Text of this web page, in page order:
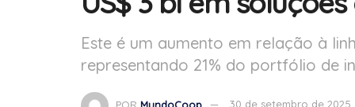
Este é um aumento em relação à
representando 21% do portfólio de
POR MundoCoop 30 de setembro de 2025